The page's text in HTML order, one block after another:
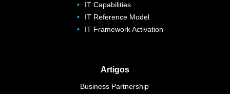
IT Capabilities
IT Reference Model
IT Framework Activation
Artigos
Business Partnership